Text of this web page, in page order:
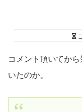
コメント頂いてか
いたのか。